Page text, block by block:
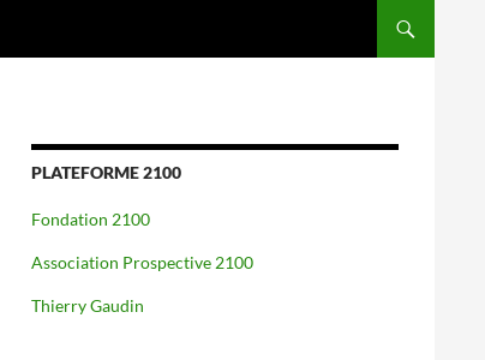
PLATEFORME 2100
Fondation 2100
Association Prospective 2100
Thierry Gaudin